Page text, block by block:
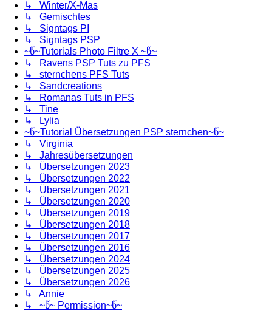
↳ Winter/X-Mas
↳ Gemischtes
↳ Signtags PI
↳ Signtags PSP
~წ~Tutorials Photo Filtre X ~წ~
↳ Ravens PSP Tuts zu PFS
↳ sternchens PFS Tuts
↳ Sandcreations
↳ Romanas Tuts in PFS
↳ Tine
↳ Lylia
~წ~Tutorial Übersetzungen PSP sternchen~წ~
↳ Virginia
↳ Jahresübersetzungen
↳ Übersetzungen 2023
↳ Übersetzungen 2022
↳ Übersetzungen 2021
↳ Übersetzungen 2020
↳ Übersetzungen 2019
↳ Übersetzungen 2018
↳ Übersetzungen 2017
↳ Übersetzungen 2016
↳ Übersetzungen 2024
↳ Übersetzungen 2025
↳ Übersetzungen 2026
↳ Annie
↳ ~წ~ Permission~წ~